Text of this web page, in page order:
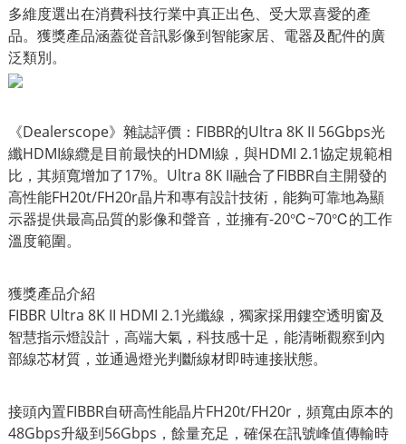
多維度選出在消費科技行業中真正出色、受大眾喜愛的產
品。獲獎產品涵蓋從音訊影像到智能家居、電器及配件的廣
泛類別。
《Dealerscope》雜誌評價：FIBBR的Ultra 8K II 56Gbps光
纖HDMI線纜是目前最快的HDMI線，與HDMI 2.1協定規範相
比，其頻寬增加了17%。Ultra 8K II融合了FIBBR自主開發的
高性能FH20t/FH20r晶片和專有設計技術，能夠可靠地為顯
示器提供最高品質的影像和聲音，並擁有-20℃~70℃的工作
溫度範圍。
獲獎產品介紹
FIBBR Ultra 8K II HDMI 2.1光纖線，獨家採用鏤空透明窗及
智慧指示燈設計，高端大氣，科技感十足，能清晰觀察到內
部線芯材質，並通過燈光判斷線材即時連接狀態。
接頭內置FIBBR自研高性能晶片FH20t/FH20r，頻寬由原本的
48Gbps升級到56Gbps，餘量充足，確保在訊號峰值傳輸時